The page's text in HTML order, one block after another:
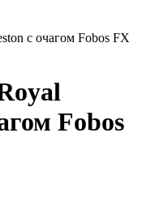
с очагом Fobos FX
Fobos